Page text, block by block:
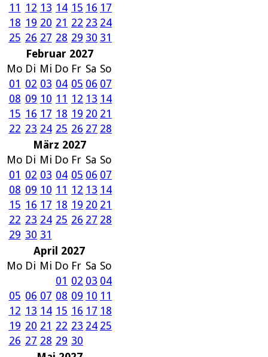
11 12 13 14 15 16 17
18 19 20 21 22 23 24
25 26 27 28 29 30 31
Februar 2027
Mo Di Mi Do Fr Sa So
01 02 03 04 05 06 07
08 09 10 11 12 13 14
15 16 17 18 19 20 21
22 23 24 25 26 27 28
März 2027
Mo Di Mi Do Fr Sa So
01 02 03 04 05 06 07
08 09 10 11 12 13 14
15 16 17 18 19 20 21
22 23 24 25 26 27 28
29 30 31
April 2027
Mo Di Mi Do Fr Sa So
01 02 03 04
05 06 07 08 09 10 11
12 13 14 15 16 17 18
19 20 21 22 23 24 25
26 27 28 29 30